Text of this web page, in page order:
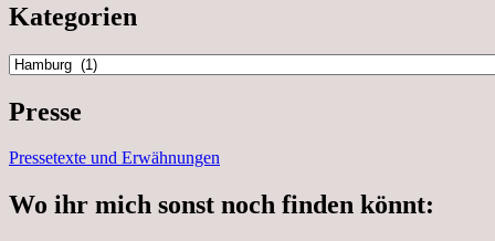
Kategorien
Kategorien
Presse
Pressetexte und Erwähnungen
Wo ihr mich sonst noch finden könnt: